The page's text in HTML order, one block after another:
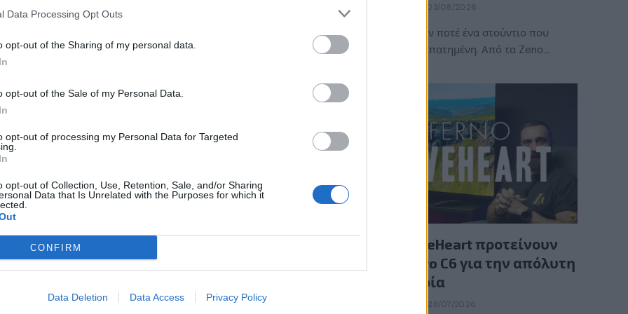
Data Processing Opt Outs
opt-out of the Sharing of my personal data.
opt-out of the Sale of my Personal Data.
opt-out of processing my Personal Data for Targeted
opt-out of Collection, Use, Retention, Sale, and/or Sharing
Data that Is Unrelated with the Purposes for which it
CONFIRM
Data Deletion Data Access Privacy Policy
να συμβεί! Η μητέρα δικαιολόγησε ως
ότι το παιχνίδι έχει δημιουργηθεί με
να εμφανίζονται δεκάδες διαφημίσεις,
απολύτως ένδειξη που να ενημερώνει
μέσω της πιστωτικής
μία επιστροφή χρημάτων, ωστόσο ο
άθελα του) στην ιστορία ως ένας από τους
ποσά ever σε ένα mobile game.
03/08/2026
Η ACE Team δεν ήταν ποτέ ένα στούντιο που
ακολουθούσε την πεπατημένη. Από τα Zeno…
Οι InfernoBraveHeart προτείνουν
την LG OLED evo C6 για την απόλυτη
gaming εμπειρία
28/07/2026